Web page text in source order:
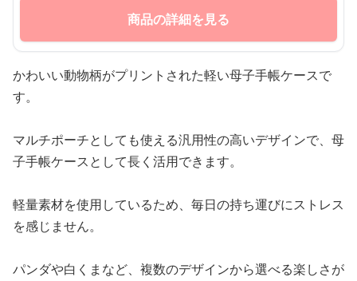
商品の詳細を見る
かわいい動物柄がプリントされた軽い母子手帳ケースで
す。
マルチポーチとしても使える汎用性の高いデザインで、母
子手帳ケースとして長く活用できます。
軽量素材を使用しているため、毎日の持ち運びにストレス
を感じません。
パンダや白くまなど、複数のデザインから選べる楽しさが